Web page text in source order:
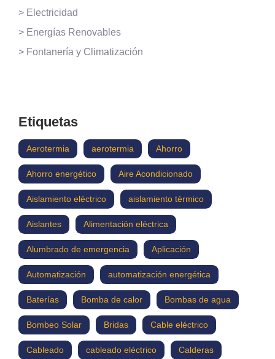
> Electricidad
> Energías Renovables
> Fontanería y Climatización
Etiquetas
Aerotermia aerotermia Ahorro
Ahorro energético Aire Acondicionado
Aislamiento eléctrico aislamiento térmico
Aislantes Alimentación eléctrica
Alumbrado de emergencia Aplicación
Automatización automatización energética
Baterías Bomba de calor Bombas de agua
Bombeo Solar Bridas Cable eléctrico
Cableado cableado eléctrico Calderas